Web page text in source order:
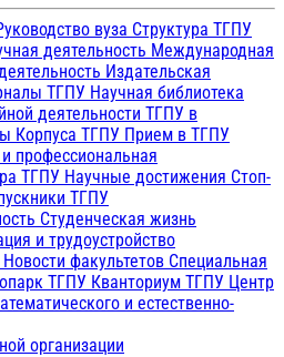
вуза Структура ТГПУ
деятельность Международная
Издательская
ТГПУ Научная библиотека
деятельности ТГПУ в
Корпуса ТГПУ Прием в ТГПУ
профессиональная
ТГПУ Научные достижения Стоп-
ТГПУ
Студенческая жизнь
и трудоустройство
Новости факультетов Специальная
ТГПУ Кванториум ТГПУ Центр
и естественно-
организации